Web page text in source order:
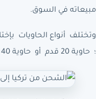
مبيعاته في السوق.
وتختلف أنواع الحاويات
؛ حاوية 20 قدم أو حاوية 40 قدم .